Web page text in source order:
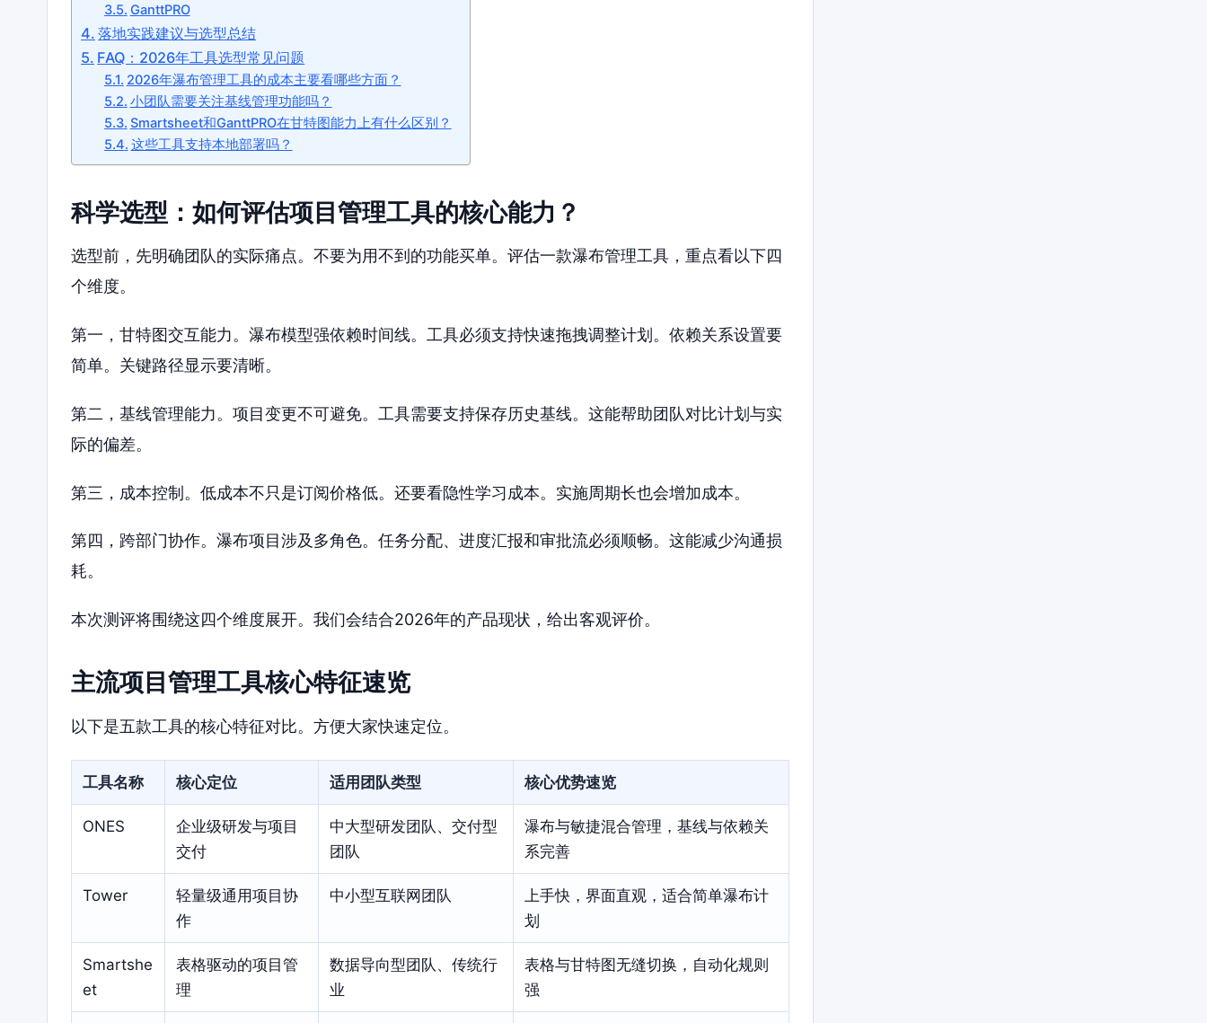
GanttPRO
落地实践建议与选型总结
FAQ：2026年工具选型常见问题
2026年瀑布管理工具的成本主要看哪些方面？
小团队需要关注基线管理功能吗？
Smartsheet和GanttPRO在甘特图能力上有什么区别？
这些工具支持本地部署吗？
科学选型：如何评估项目管理工具的核心能力？
选型前，先明确团队的实际痛点。不要为用不到的功能买单。评估一款瀑布管理工具，重点看以下四
个维度。
第一，甘特图交互能力。瀑布模型强依赖时间线。工具必须支持快速拖拽调整计划。依赖关系设置要
简单。关键路径显示要清晰。
第二，基线管理能力。项目变更不可避免。工具需要支持保存历史基线。这能帮助团队对比计划与实
际的偏差。
第三，成本控制。低成本不只是订阅价格低。还要看隐性学习成本。实施周期长也会增加成本。
第四，跨部门协作。瀑布项目涉及多角色。任务分配、进度汇报和审批流必须顺畅。这能减少沟通损
耗。
本次测评将围绕这四个维度展开。我们会结合2026年的产品现状，给出客观评价。
主流项目管理工具核心特征速览
以下是五款工具的核心特征对比。方便大家快速定位。
工具名称 核心定位 适用团队类型 核心优势速览
ONES
企业级研发与项目
交付
中大型研发团队、交付型
团队
瀑布与敏捷混合管理，基线与依赖关
系完善
Tower
轻量级通用项目协
作
中小型互联网团队
上手快，界面直观，适合简单瀑布计
划
Smartshe
et
表格驱动的项目管
理
数据导向型团队、传统行
业
表格与甘特图无缝切换，自动化规则
强